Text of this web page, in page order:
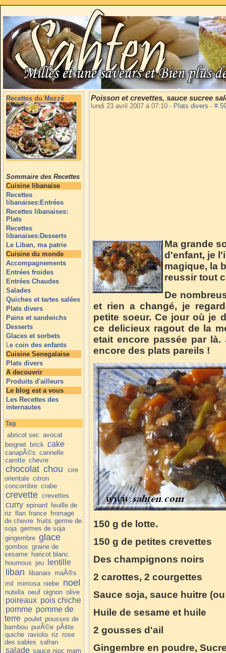
Recettes du Mezzé
Sommaire des Recettes
Cuisine libanaise
Recettes
libanaises:Entrées
Recettes libanaises:
Plats
Recettes
libanaises:Desserts
Le Liban, ma patrie
Cuisine du monde
Accompagnements
Entrées froides
Entrées Chaudes
Salades
Quiches et tartes salées
Plats divers
Pains et sandwichs
Desserts
Glaces et sorbets
Le coin des enfants
Cuisine Senegalaise
Plats divers
A decouvrir
Produits d'ailleurs
Le blog est a vous
Les Recettes des
internautes
Tag
abricot sec avocat
beignet brick cake
canapÃ©s cannelle
carotte chevre
chocolat chou
cire
orientale citron
concombre crabe
crevette crevettes
curry epinard feuille de
riz flan france fromage
de chevre fruits germe de
soja germes de soja
gingembre glace
gombos graine de
sesame haricot blanc
houmous jeu lentille
liban libanais maÃ®s
mil mimosa niebe noel
nutella oeuf oignon olive
poireaux pois chiche
pomme pomme de
terre poulet pousses de
bambou purÃ©e pÃ¢te
quiche raviolis riz rose
des sables safran
salade sauce nioc mam
Poisson et crevettes, sauce sucree
lundi 23 avril 2007 à 07:10 - Plats divers - #
Ma grande
d'enfant, je
magique, la
reussir tout
De
et rien a changé, je
petite soeur. Ce jour où je
ce delicieux ragout de la
etait encore passée par
encore des plats pareils !
150 g de lotte.
150 g de petites crevettes
Des champignons noirs
2 carottes, 2 courgettes
Sauce soja, sauce huitre
Huile de sesame et huile
2 gousses d'ail
Gingembre en poudre,